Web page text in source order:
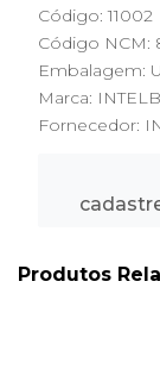
Código: 11002
Código NCM:
Embalagem:
Marca:
Fornecedor:
Produtos